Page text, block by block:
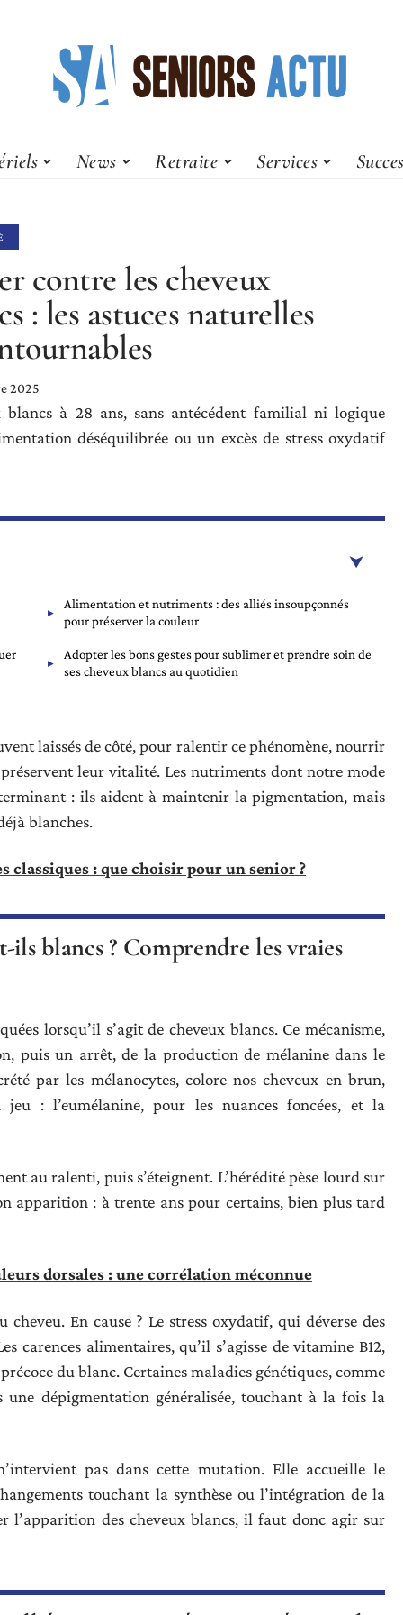
News Retraite Services
contre les cheveux
: les astuces naturelles
2025
blancs à 28 ans, sans antécédent familial ni logique
déséquilibrée ou un excès de stress oxydatif
Alimentation et nutriments : des alliés insoupçonnés
pour préserver la couleur
Adopter les bons gestes pour sublimer et prendre soin de
ses cheveux blancs au quotidien
laissés de côté, pour ralentir ce phénomène, nourrir
leur vitalité. Les nutriments dont notre mode
: ils aident à maintenir la pigmentation, mais
blanches.
classiques : que choisir pour un senior ?
blancs ? Comprendre les vraies
lorsqu’il s’agit de cheveux blancs. Ce mécanisme,
puis un arrêt, de la production de mélanine dans le
par les mélanocytes, colore nos cheveux en brun,
: l’eumélanine, pour les nuances foncées, et la
au ralenti, puis s’éteignent. L’hérédité pèse lourd sur
apparition : à trente ans pour certains, bien plus tard
dorsales : une corrélation méconnue
En cause ? Le stress oxydatif, qui déverse des
carences alimentaires, qu’il s’agisse de vitamine B12,
du blanc. Certaines maladies génétiques, comme
dépigmentation généralisée, touchant à la fois la
pas dans cette mutation. Elle accueille le
touchant la synthèse ou l’intégration de la
l’apparition des cheveux blancs, il faut donc agir sur